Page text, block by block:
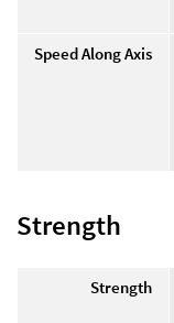
Speed Along Axis
Strength
Strength